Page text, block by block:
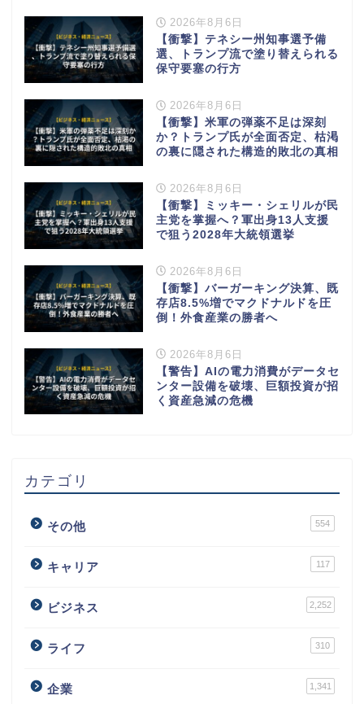
2026年8月6日
【衝撃】テネシー州知事選予備
選、トランプ流で塗り替えられる
保守要塞の行方
2026年8月6日
【衝撃】米軍の弾薬不足は深刻
か？トランプ氏が全面否定、枯渇
の裏に隠された構造的敗北の真相
2026年8月6日
【衝撃】ミッキー・シェリルが民
主党を掌握へ？軍出身13人支援
で狙う2028年大統領選挙
2026年8月6日
【衝撃】バーガーキング決算、既
存店8.5%増でマクドナルドを圧
倒！外食産業の勝者へ
2026年8月6日
【警告】AIの電力消費がデータセ
ンター設備を破壊、巨額投資が招
く資産急減の危機
カテゴリ
その他 554
キャリア 117
ビジネス 2,252
ライフ 310
企業 1,341